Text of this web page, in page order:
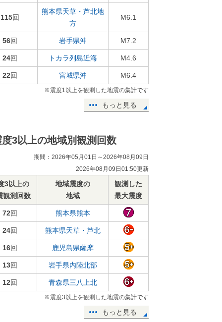
115回
熊本県天草・芦北地
方
M6.1
56回 岩手県沖 M7.2
24回 トカラ列島近海 M4.6
22回 宮城県沖 M6.4
※震度1以上を観測した地震の集計です
もっと見る
度3以上の地域別観測回数
期間：2026年05月01日～2026年08月09日
2026年08月09日01:50更新
3以上の
観測回数
地域震度の
地域
観測した
最大震度
72回 熊本県熊本
24回 熊本県天草・芦北
16回 鹿児島県薩摩
13回 岩手県内陸北部
12回 青森県三八上北
※震度3以上を観測した地震の集計です
もっと見る